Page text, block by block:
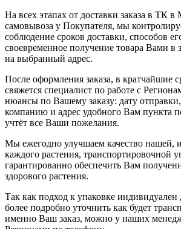
На всех этапах от доставки заказа в ТК в
самовывоза у Покупателя, мы
соблюдение сроков доставки, способов
своевременное получение товара Вами в
на выбранный адрес.
После оформления заказа, в кратчайшие
свяжется специалист по работе с
нюансы по Вашему заказу: дату
компанию и адрес удобного Вам пункта
учтёт все Ваши пожелания.
Мы ежегодно улучшаем качество нашей,
каждого растения, транспортировочной
гарантированно обеспечить Вам
здорового растения.
Так как подход к упаковке индивидуален
более подробно уточнить как будет
именно Ваш заказ, можно у наших